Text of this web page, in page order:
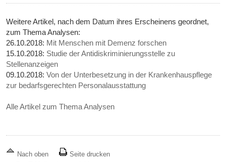
Weitere Artikel, nach dem Datum ihres Erscheinens geordnet,
zum Thema Analysen:
26.10.2018: Mit Menschen mit Demenz forschen
15.10.2018: Studie der Antidiskriminierungsstelle zu
Stellenanzeigen
09.10.2018:Von der Unterbesetzung in der Krankenhauspflege
zur bedarfsgerechten Personalausstattung
Alle Artikel zum Thema Analysen
Nach oben
Seite drucken